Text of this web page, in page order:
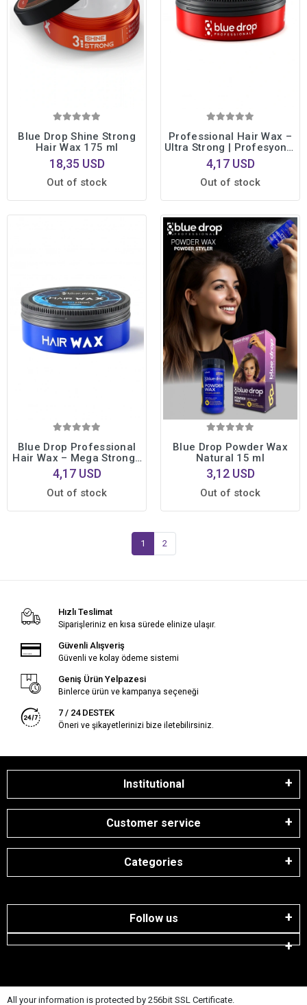
Blue Drop Shine Strong
Hair Wax 175 ml
18,35 USD
Out of stock
Professional Hair Wax –
Ultra Strong | Profesyonel
Şekillendirme | Gün Boyu
Kalıcı Etki 175 ml.
4,17 USD
Out of stock
Blue Drop Professional
Hair Wax – Mega Strong |
Profesyonel Şekillendirme
| Gün Boyu Kalıcı Etki 175
ml.
4,17 USD
Out of stock
Blue Drop Powder Wax
Natural 15 ml
3,12 USD
Out of stock
1 2
Hızlı Teslimat
Siparişleriniz en kısa sürede elinize ulaşır.
Güvenli Alışveriş
Güvenli ve kolay ödeme sistemi
Geniş Ürün Yelpazesi
Binlerce ürün ve kampanya seçeneği
7 / 24 DESTEK
Öneri ve şikayetlerinizi bize iletebilirsiniz.
Institutional
Customer service
Categories
Follow us
All your information is protected by 256bit SSL Certificate.